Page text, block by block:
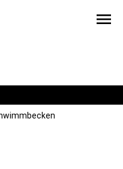
menu